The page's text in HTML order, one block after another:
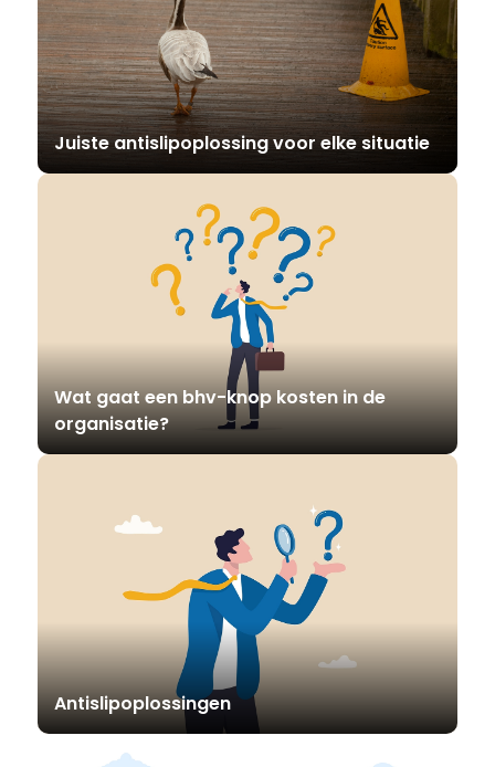
Juiste antislipoplossing voor elke situatie
Wat gaat een bhv-knop kosten in de
organisatie?
Antislipoplossingen